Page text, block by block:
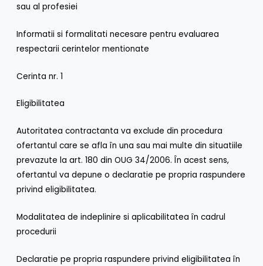
sau al profesiei
Informatii si formalitati necesare pentru evaluarea
respectarii cerintelor mentionate
Cerinta nr. 1
Eligibilitatea
Autoritatea contractanta va exclude din procedura
ofertantul care se afla în una sau mai multe din situatiile
prevazute la art. 180 din OUG 34/2006. În acest sens,
ofertantul va depune o declaratie pe propria raspundere
privind eligibilitatea.
Modalitatea de indeplinire si aplicabilitatea în cadrul
procedurii
Declaratie pe propria raspundere privind eligibilitatea în